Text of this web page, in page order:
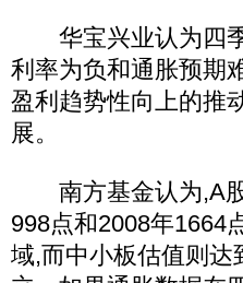
华宝兴业认为四季
利率为负和通胀预期
盈利趋势性向上的推
展。
南方基金认为,A股
998点和2008年1664
域,而中小板估值则达